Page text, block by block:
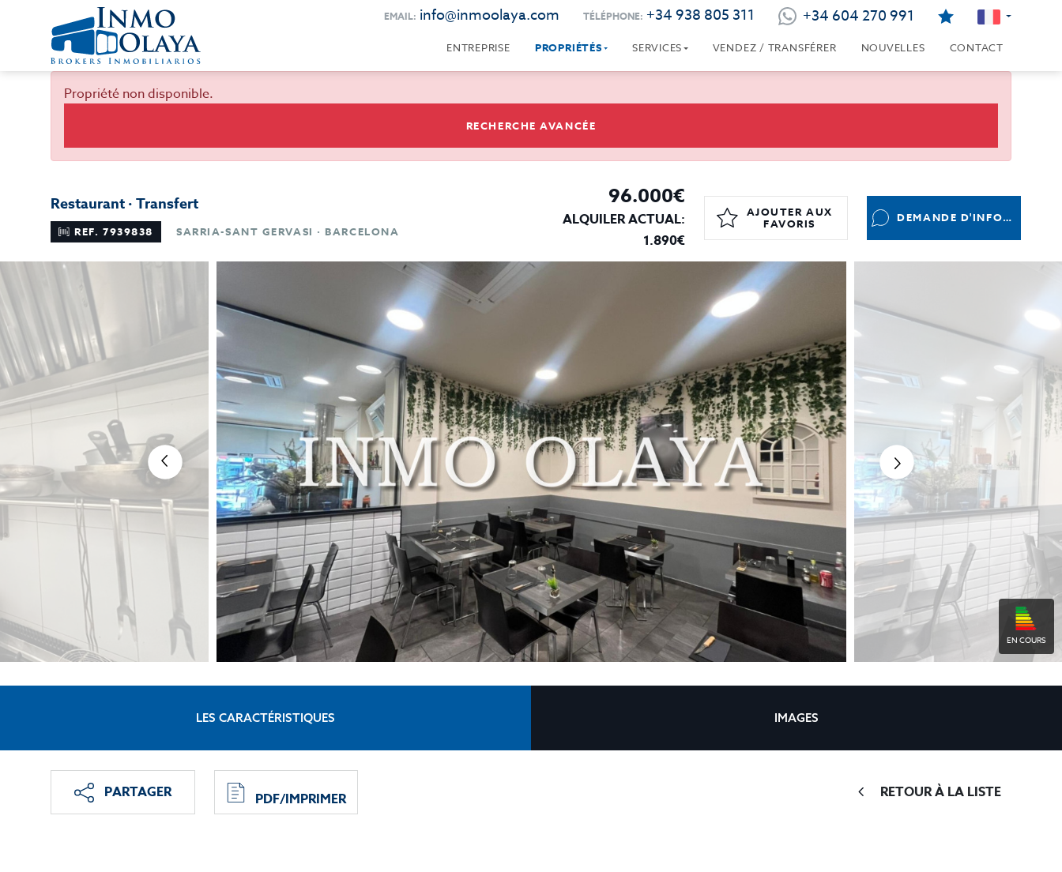
EMAIL: info@inmoolaya.com TÉLÉPHONE: +34 938 805 311 +34 604 270 991
ENTREPRISE PROPRIÉTÉS SERVICES VENDEZ / TRANSFÉRER NOUVELLES CONTACT
Propriété non disponible.
RECHERCHE AVANCÉE
Restaurant · Transfert
REF. 7939838 SARRIA-SANT GERVASI · BARCELONA
96.000€
ALQUILER ACTUAL:
1.890€
AJOUTER AUX
FAVORIS
DEMANDE D'INFORMATIONS
EN COURS
LES CARACTÉRISTIQUES IMAGES
PARTAGER PDF/IMPRIMER RETOUR À LA LISTE